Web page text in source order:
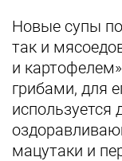
Новые супы
так и
и
грибами, для
используется
мацутаки и